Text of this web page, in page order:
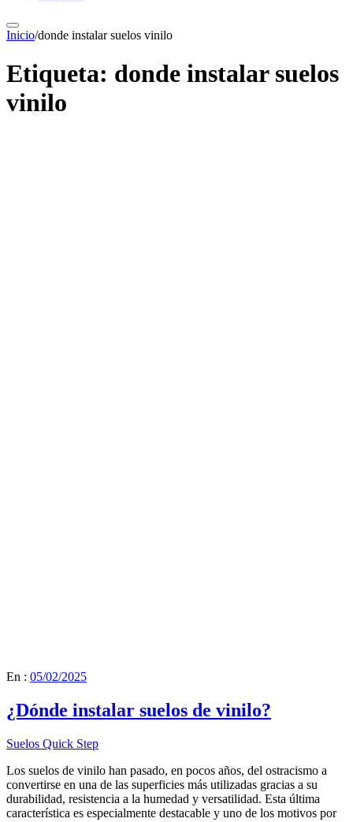
Inicio/donde instalar suelos vinilo
Etiqueta: donde instalar suelos
vinilo
En : 05/02/2025
¿Dónde instalar suelos de vinilo?
Suelos Quick Step
Los suelos de vinilo han pasado, en pocos años, del ostracismo a
convertirse en una de las superficies más utilizadas gracias a su
durabilidad, resistencia a la humedad y versatilidad. Esta última
característica es especialmente destacable y uno de los motivos por